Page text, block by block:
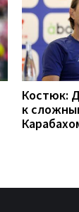
Костюк:
к